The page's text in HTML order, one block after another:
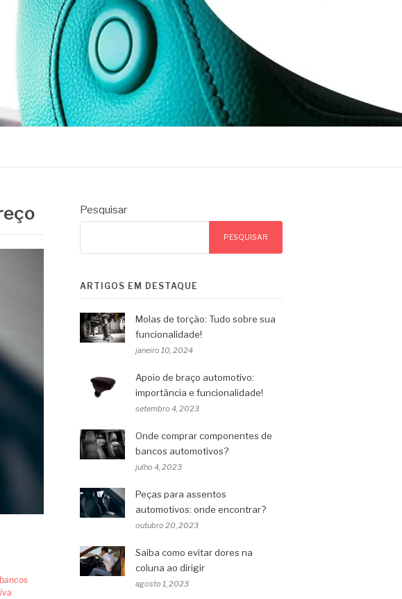
Pesquisar
PESQUISAR
ARTIGOS EM DESTAQUE
Molas de torção: Tudo sobre sua
funcionalidade!
janeiro 10, 2024
Apoio de braço automotivo:
importância e funcionalidade!
setembro 4, 2023
Onde comprar componentes de
bancos automotivos?
julho 4, 2023
Peças para assentos
automotivos: onde encontrar?
outubro 20, 2023
Saiba como evitar dores na
coluna ao dirigir
agosto 1, 2023